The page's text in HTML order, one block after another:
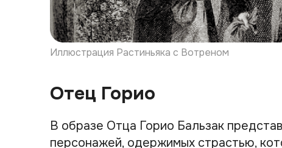
Иллюстрация Растиньяка с Вотреном
Отец Горио
В образе Отца Горио Бальзак
персонажей, одержимых страстью,